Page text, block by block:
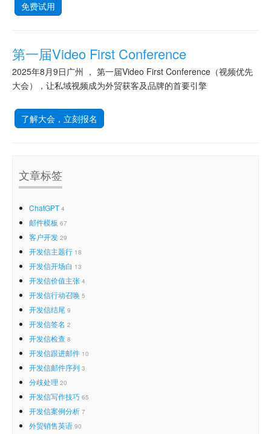
免费试用
第一届Video First Conference
2025年8月9日广州 ， 第一届Video First Conference（视频优先
大会），让私域视频成为外贸获客及品牌的首要引擎
了解大会，立刻报名
文章标签
ChatGPT 4
邮件模板 67
客户开发 29
开发信主题行 18
开发信开场白 13
开发信价值主张 4
开发信行动召唤 5
开发信结尾 9
开发信签名 2
开发信检查 8
开发信跟进邮件 10
开发信邮件序列 3
分歧处理 20
开发信写作技巧 65
开发信案例分析 7
外贸销售英语 90